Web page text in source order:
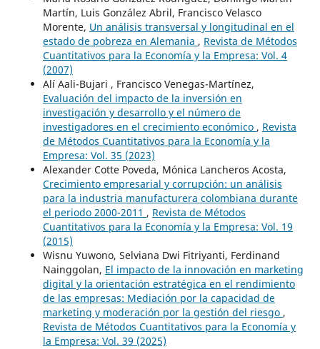
Martín, Luis González Abril, Francisco Velasco
Morente, Un análisis transversal y longitudinal en el
estado de pobreza en Alemania , Revista de Métodos
Cuantitativos para la Economía y la Empresa: Vol. 4
(2007)
Alí Aali-Bujari , Francisco Venegas-Martínez,
Evaluación del impacto de la inversión en
investigación y desarrollo y el número de
investigadores en el crecimiento económico , Revista
de Métodos Cuantitativos para la Economía y la
Empresa: Vol. 35 (2023)
Alexander Cotte Poveda, Mónica Lancheros Acosta,
Crecimiento empresarial y corrupción: un análisis
para la industria manufacturera colombiana durante
el periodo 2000-2011 , Revista de Métodos
Cuantitativos para la Economía y la Empresa: Vol. 19
(2015)
Wisnu Yuwono, Selviana Dwi Fitriyanti, Ferdinand
Nainggolan, El impacto de la innovación en marketing
digital y la orientación estratégica en el rendimiento
de las empresas: Mediación por la capacidad de
marketing y moderación por la gestión del riesgo ,
Revista de Métodos Cuantitativos para la Economía y
la Empresa: Vol. 39 (2025)